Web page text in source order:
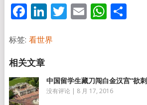
Facebook
LinkedIn
Twitter
Email分
标签: 看世界
中国留学生藏刀闯白金汉宫“欲
没有评论 | 8 月 17, 2016